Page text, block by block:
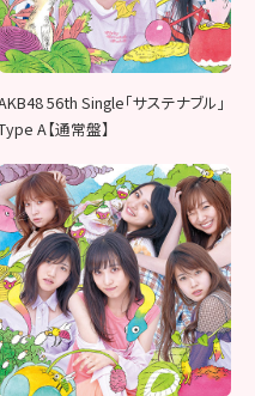
56th Single「サステナブル」
A【通常盤】